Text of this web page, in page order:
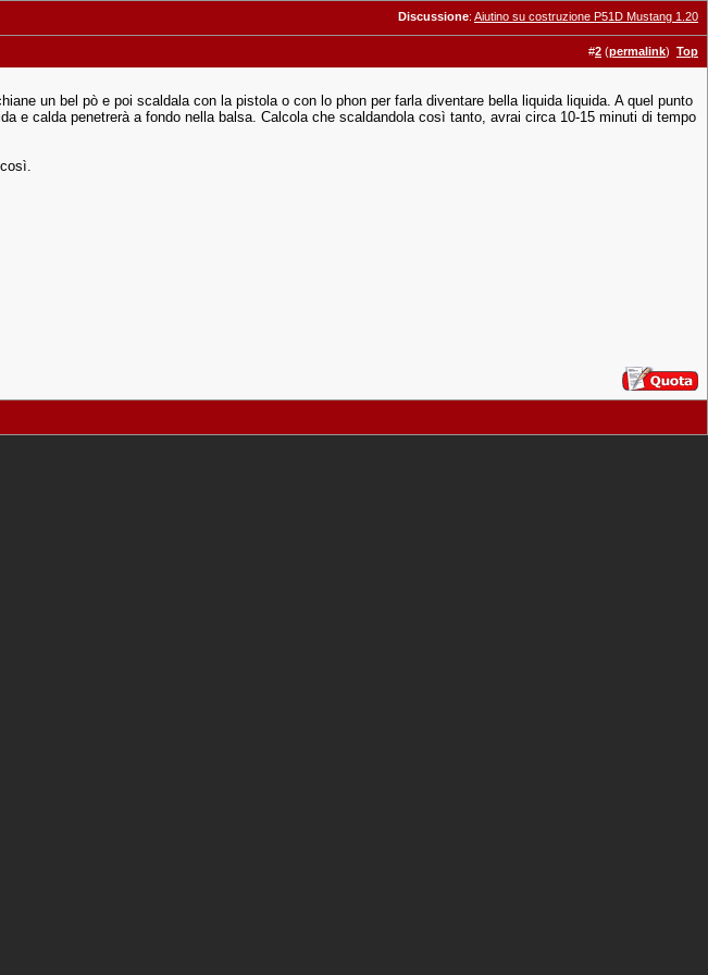
Discussione: Aiutino su costruzione P51D Mustang 1.20
#2 (permalink) Top
un bel pò e poi scaldala con la pistola o con lo phon per farla diventare bella liquida liquida. A quel punto
e calda penetrerà a fondo nella balsa. Calcola che scaldandola così tanto, avrai circa 10-15 minuti di tempo